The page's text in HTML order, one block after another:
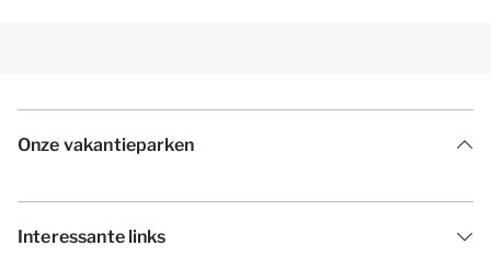
Onze vakantieparken
Interessante links